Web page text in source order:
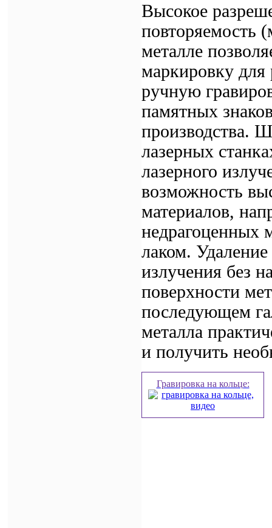
Высокое
повторяемость
металле
маркировку
ручную
памятных
производства.
лазерных
лазерного
возможность
материалов,
недрагоценных
лаком. Удаление
излучения без
поверхности
последующем
металла
и получить
Гравировка на кольце: